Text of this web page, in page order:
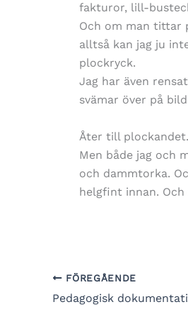
fakturor, lill-
Och om man tittar
alltså kan jag ju
plockryck.
Jag har även
svämar över på
Åter till
Men både jag och
och dammtorka.
helgfint innan.
FÖREGÅENDE
Pedagogisk